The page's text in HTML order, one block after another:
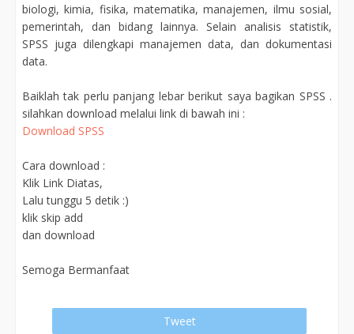
biologi, kimia, fisika, matematika, manajemen, ilmu sosial,
pemerintah, dan bidang lainnya. Selain analisis statistik,
SPSS juga dilengkapi manajemen data, dan dokumentasi
data.
Baiklah tak perlu panjang lebar berikut saya bagikan SPSS .
silahkan download melalui link di bawah ini :
Download SPSS
Cara download :
Klik Link Diatas,
Lalu tunggu 5 detik :)
klik skip add
dan download
Semoga Bermanfaat
Tweet